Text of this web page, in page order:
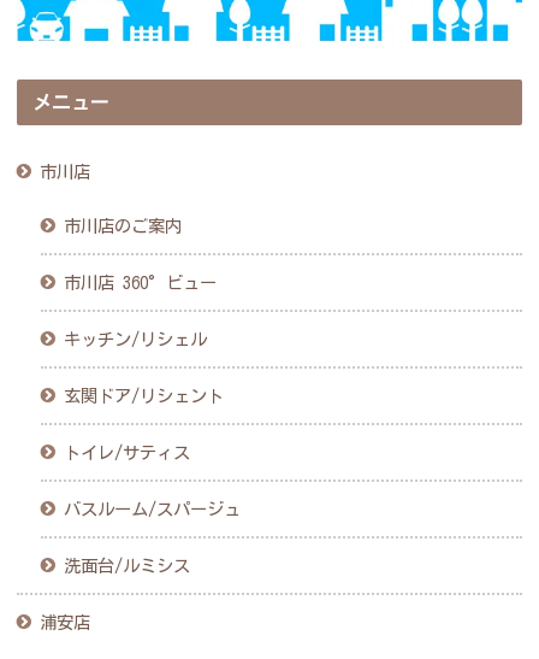
メニュー
市川店
市川店のご案内
市川店 360°ビュー
キッチン/リシェル
玄関ドア/リシェント
トイレ/サティス
バスルーム/スパージュ
洗面台/ルミシス
浦安店